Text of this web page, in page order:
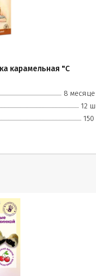
карамельная "С
8
12
150